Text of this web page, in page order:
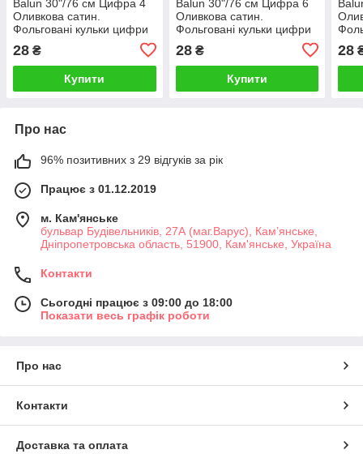
Balun 30"/76 см Цифра 4
Оливкова сатин.
Фольговані кульки цифри
28 ₴
Купити
Balun 30"/76 см Цифра 6
Оливкова сатин.
Фольговані кульки цифри
28₴
Купити
28
Про нас
96% позитивних з 29 відгуків за рік
Працює з 01.12.2019
м. Кам'янське
бульвар Будівельників, 27А (маг.Варус), Кам’янське,
Дніпропетровська область, 51900, Кам'янське, Україна
Контакти
Сьогодні працює з 09:00 до 18:00
Показати весь графік роботи
Про нас
Контакти
Доставка та оплата